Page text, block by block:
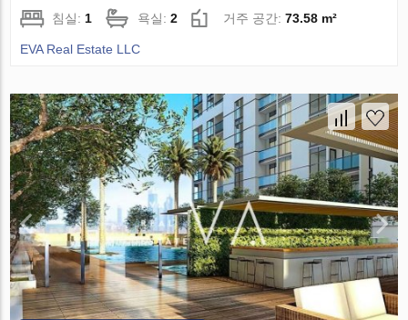
침실:1 욕실:2 거주 공간:73.58 m²
EVA Real Estate LLC